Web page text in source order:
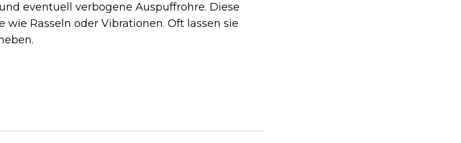
eventuell verbogene Auspuffrohre. Diese
Rasseln oder Vibrationen. Oft lassen sie